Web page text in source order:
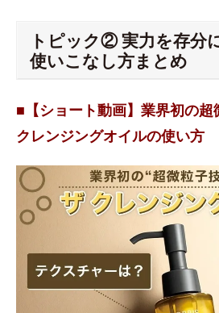
トピック② 実力を存分
使いこなし方まとめ
■【ショート動画】業界初の
クレンジングオイルの使い方